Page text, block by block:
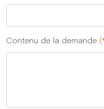
Contenu de la demande